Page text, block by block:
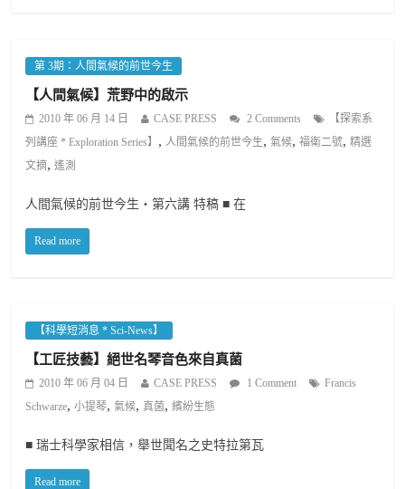
第 3期：人間氣候的前世今生
【人間氣候】荒野中的啟示
2010 年 06 月 14 日 CASE PRESS 2 Comments
【探索系
列講座 * Exploration Series】 , 人間氣候的前世今生,氣候,福衛二號,精選
文摘,遙測
人間氣候的前世今生‧第六講 特稿 ■ 在
Read more
【科學短消息 * Sci-News】
【工匠技藝】絕世名琴音色來自真菌
2010 年 06 月 04 日 CASE PRESS 1 Comment
Francis
Schwarze,小提琴,氣候,真菌,繽紛生態
■ 瑞士科學家相信，舉世聞名之史特拉第瓦
Read more